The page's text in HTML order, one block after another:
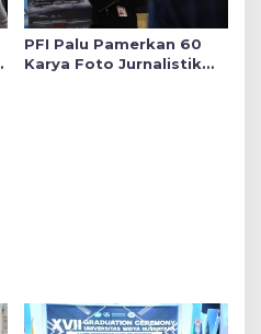
PFI Palu Pamerkan 60
Karya Foto Jurnalistik